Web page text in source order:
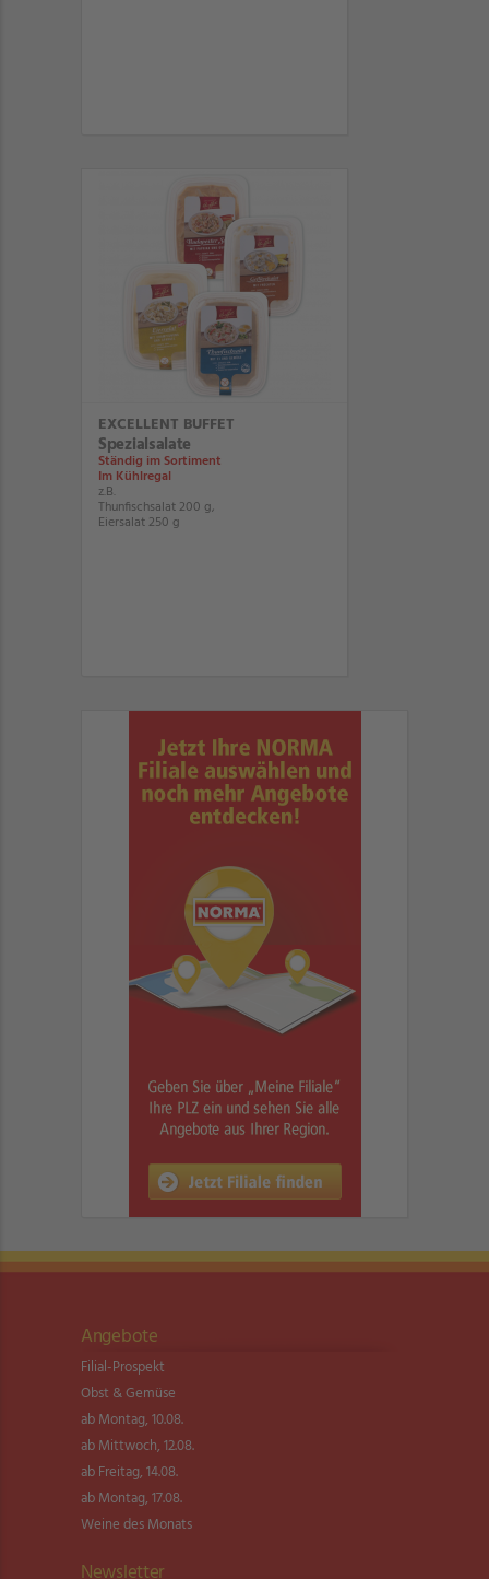
EXCELLENT BUFFET
Spezialsalate
Ständig im Sortiment
Im Kühlregal
z.B.
Thunfischsalat 200 g,
Eiersalat 250 g
Angebote
Filial-Prospekt
Obst & Gemüse
ab Montag, 10.08.
ab Mittwoch, 12.08.
ab Freitag, 14.08.
ab Montag, 17.08.
Weine des Monats
Newsletter